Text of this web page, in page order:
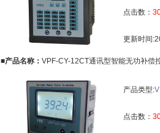
点击数：
更新时间
■产品名称： VPF-CY-12CT通讯型智能无功补偿
产品类型:
点击数：